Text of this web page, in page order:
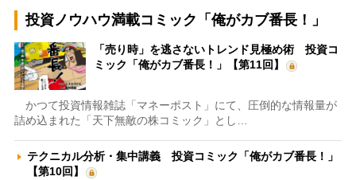
投資ノウハウ満載コミック「俺がカブ番長！」
「売り時」を逃さないトレンド見極め術 投資コ
ミック「俺がカブ番長！」【第11回】
かつて投資情報雑誌「マネーポスト」にて、圧倒的な情報量が
詰め込まれた「天下無敵の株コミック」とし…
テクニカル分析・集中講義 投資コミック「俺がカブ番長！」
【第10回】